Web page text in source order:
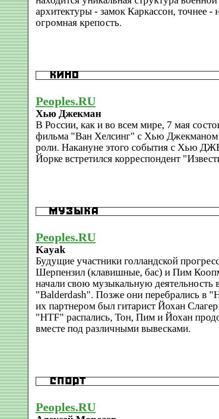
архитектуры - замок Каркассон, точнее -
огромная крепость.
Peoples.RU
Хью Джекман
В России, как и во всем мире, 7 мая
фильма "Ван Хелсинг" с Хью
роли. Накануне этого события с
Йорке встретился корреспондент
Peoples.RU
Kayak
Будущие участники голландской
Шерпензил (клавишные, бас) и Пим
начали свою музыкальную деятельность
"Balderdash". Позже они перебрались в
их партнером был гитарист Йохан
"HTF" распались, Тон, Пим и Йохан
вместе под различными вывесками.
Peoples.RU